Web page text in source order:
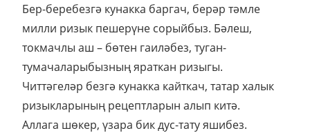
Бер-беребезгә кунакка баргач, берәр тәмле
милли ризык пешерүне сорыйбыз. Бәлеш,
токмачлы аш – бөтен гаиләбез, туган-
тумачаларыбызның яраткан ризыгы.
Читтәгеләр безгә кунакка кайткач, татар халык
ризыкларының рецептларын алып китә.
Аллага шөкер, үзара бик дус-тату яшибез.